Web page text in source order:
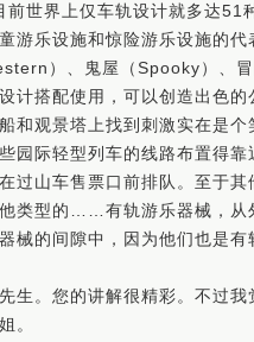
世界上仅车轨设计就多达51
游乐设施和惊险游乐设施的
）、鬼屋（Spooky）、
计搭配使用，可以创造出色
和观景塔上找到刺激实在是
园际轻型列车的线路布置得
过山车售票口前排队。至于
类型的……有轨游乐器械，从
械的间隙中，因为他们也是
生。您的讲解很精彩。不过
。